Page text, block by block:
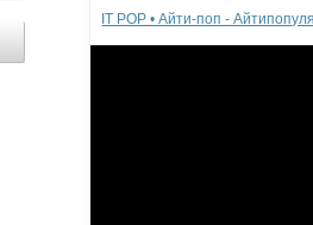
IT POP • Айти-поп -